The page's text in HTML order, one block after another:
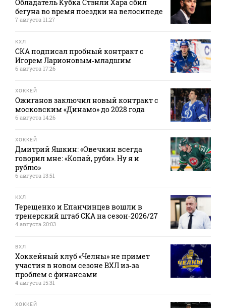
Обладатель Кубка Стэнли Хара сбил
бегуна во время поездки на велосипеде
7 августа 11:27
КХЛ
СКА подписал пробный контракт с
Игорем Ларионовым‑младшим
6 августа 17:26
ХОККЕЙ
Ожиганов заключил новый контракт с
московским «Динамо» до 2028 года
6 августа 14:26
ХОККЕЙ
Дмитрий Яшкин: «Овечкин всегда
говорил мне: «Копай, руби». Ну я и
рублю»
6 августа 13:51
КХЛ
Терещенко и Епанчинцев вошли в
тренерский штаб СКА на сезон‑2026/27
4 августа 20:03
ВХЛ
Хоккейный клуб «Челны» не примет
участия в новом сезоне ВХЛ из‑за
проблем с финансами
4 августа 15:31
ХОККЕЙ